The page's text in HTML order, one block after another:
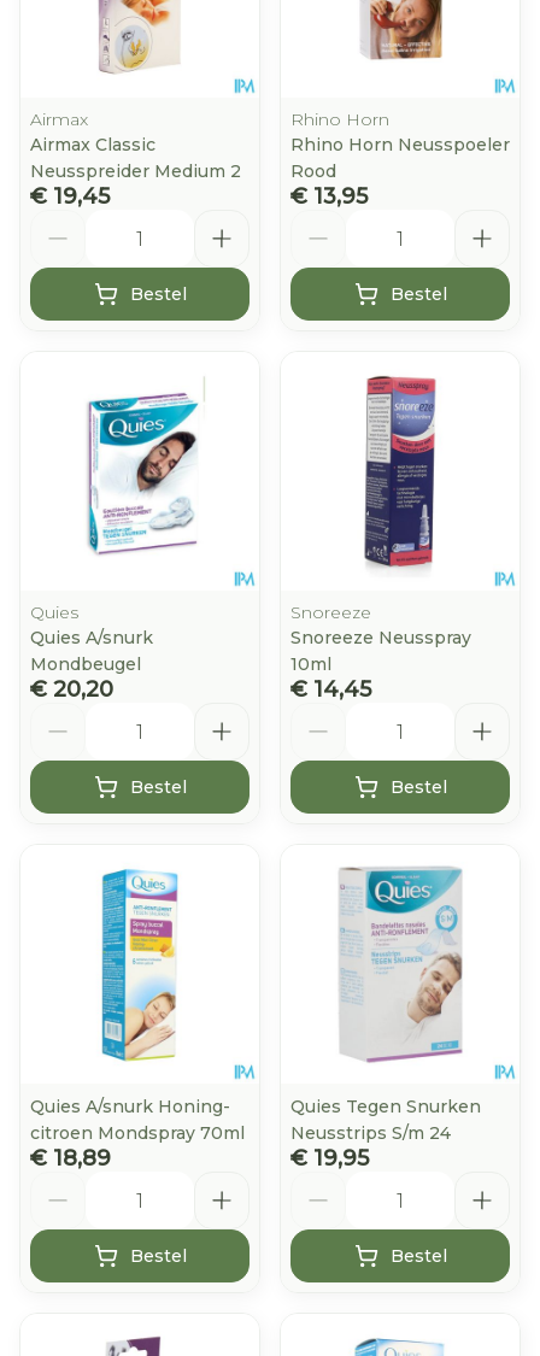
Airmax
Airmax Classic
Neusspreider Medium 2
€ 19,45
Bestel
Rhino Horn
Rhino Horn Neusspoeler
Rood
€ 13,95
Bestel
Quies
Quies A/snurk
Mondbeugel
€ 20,20
Bestel
Snoreeze
Snoreeze Neusspray
10ml
€ 14,45
Bestel
Quies A/snurk Honing-
citroen Mondspray 70ml
€ 18,89
Bestel
Quies Tegen Snurken
Neusstrips S/m 24
€ 19,95
Bestel